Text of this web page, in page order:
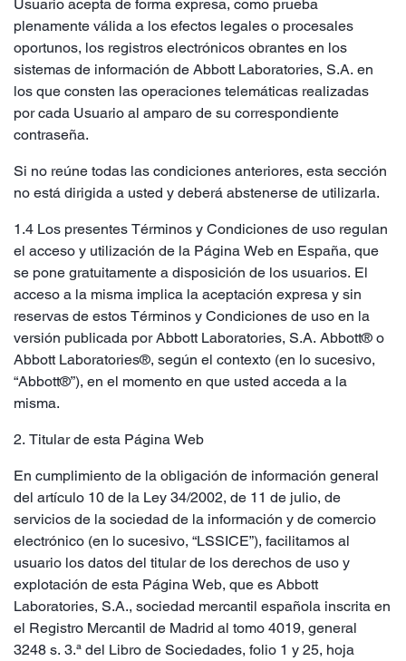
Usuario acepta de forma expresa, como prueba
plenamente válida a los efectos legales o procesales
oportunos, los registros electrónicos obrantes en los
sistemas de información de Abbott Laboratories, S.A. en
los que consten las operaciones telemáticas realizadas
por cada Usuario al amparo de su correspondiente
contraseña.
Si no reúne todas las condiciones anteriores, esta sección
no está dirigida a usted y deberá abstenerse de utilizarla.
1.4 Los presentes Términos y Condiciones de uso regulan
el acceso y utilización de la Página Web en España, que
se pone gratuitamente a disposición de los usuarios. El
acceso a la misma implica la aceptación expresa y sin
reservas de estos Términos y Condiciones de uso en la
versión publicada por Abbott Laboratories, S.A. Abbott® o
Abbott Laboratories®, según el contexto (en lo sucesivo,
“Abbott®”), en el momento en que usted acceda a la
misma.
2. Titular de esta Página Web
En cumplimiento de la obligación de información general
del artículo 10 de la Ley 34/2002, de 11 de julio, de
servicios de la sociedad de la información y de comercio
electrónico (en lo sucesivo, “LSSICE”), facilitamos al
usuario los datos del titular de los derechos de uso y
explotación de esta Página Web, que es Abbott
Laboratories, S.A., sociedad mercantil española inscrita en
el Registro Mercantil de Madrid al tomo 4019, general
3248 s. 3.ª del Libro de Sociedades, folio 1 y 25, hoja